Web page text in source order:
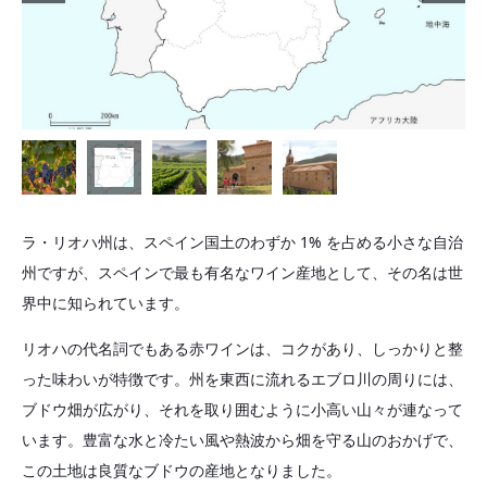
ラ・リオハ州は、スペイン国土のわずか 1% を占める小さな自治
州ですが、スペインで最も有名なワイン産地として、その名は世
界中に知られています。
リオハの代名詞でもある赤ワインは、コクがあり、しっかりと整
った味わいが特徴です。州を東西に流れるエブロ川の周りには、
ブドウ畑が広がり、それを取り囲むように小高い山々が連なって
います。豊富な水と冷たい風や熱波から畑を守る山のおかげで、
この土地は良質なブドウの産地となりました。